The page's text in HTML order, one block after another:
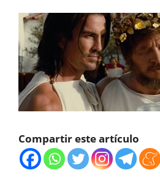
Compartir este artículo